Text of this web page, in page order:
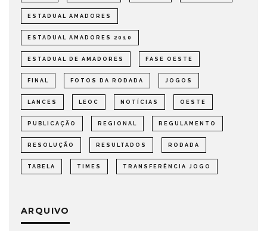
ESTADUAL AMADORES
ESTADUAL AMADORES 2010
ESTADUAL DE AMADORES FASE OESTE
FINAL FOTOS DA RODADA JOGOS
LANCES LEOC NOTÍCIAS OESTE
PUBLICAÇÃO REGIONAL REGULAMENTO
RESOLUÇÃO RESULTADOS RODADA
TABELA TIMES TRANSFERÊNCIA JOGO
ARQUIVO